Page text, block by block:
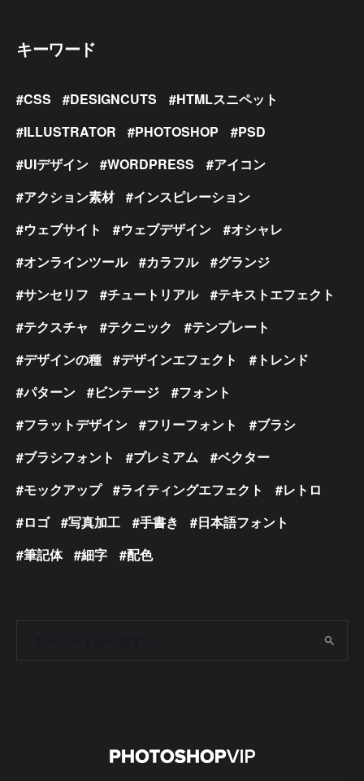
キーワード
CSS DESIGNCUTS
HTMLスニペット
ILLUSTRATOR
PHOTOSHOP
PSD
UIデザイン
WORDPRESS
アイコン
アクション素材
インスピレーション
ウェブサイト
ウェブデザイン
オシャレ
オンラインツール
カラフル
グランジ
サンセリフ
チュートリアル
テキストエフェクト
テクスチャ
テクニック
テンプレート
デザインの種
デザインエフェクト
トレンド
パターン
ビンテージ
フォント
フラットデザイン
フリーフォント
ブラシ
ブラシフォント
プレミアム
ベクター
モックアップ
ライティングエフェクト
レトロ
ロゴ
写真加工 手書き
日本語フォント
筆記体
細字 配色